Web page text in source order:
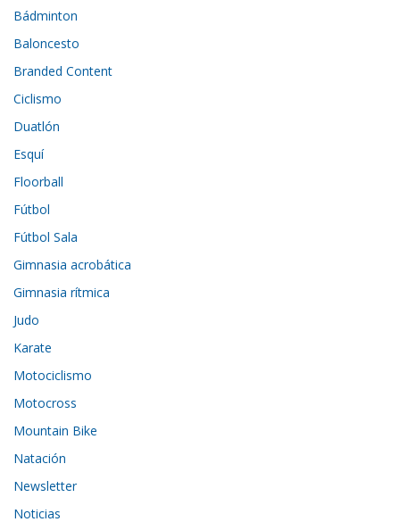
Bádminton
Baloncesto
Branded Content
Ciclismo
Duatlón
Esquí
Floorball
Fútbol
Fútbol Sala
Gimnasia acrobática
Gimnasia rítmica
Judo
Karate
Motociclismo
Motocross
Mountain Bike
Natación
Newsletter
Noticias